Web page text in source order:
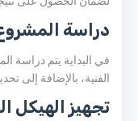
دراسة
في البداية يتم دراسة
الفنية، بالإضافة إلى
تجهيز الهيكل